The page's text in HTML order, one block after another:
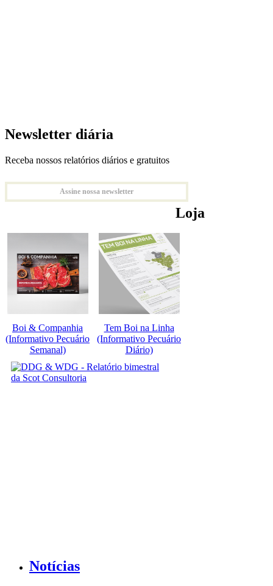
Newsletter diária
Receba nossos relatórios diários e gratuitos
Assine nossa newsletter
Loja
Boi & Companhia
(Informativo Pecuário
Semanal)
Tem Boi na Linha
(Informativo Pecuário
Diário)
Notícias